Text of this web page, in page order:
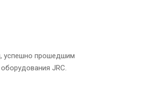
успешно прошедшим
JRC.